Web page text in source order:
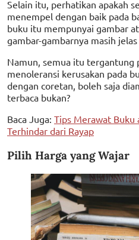
Selain itu, perhatikan apakah
menempel dengan baik pada
buku itu mempunyai gambar
gambar-gambarnya masih
Namun, semua itu tergantung
menoleransi kerusakan pada
dengan coretan, boleh saja
terbaca bukan?
Baca Juga: Tips Merawat Buku
Terhindar dari Rayap
Pilih Harga yang Wajar